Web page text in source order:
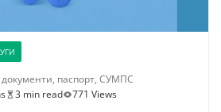
, паспорт, СУМПС
3 min read 771 Views